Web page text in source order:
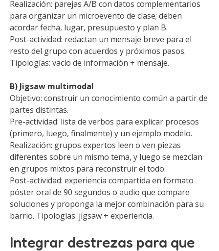
Realización: parejas A/B con datos complementarios
para organizar un microevento de clase; deben
acordar fecha, lugar, presupuesto y plan B.
Post-actividad: redactan un mensaje breve para el
resto del grupo con acuerdos y próximos pasos.
Tipologías: vacío de información + mensaje.
B) Jigsaw multimodal
Objetivo: construir un conocimiento común a partir de
partes distintas.
Pre-actividad: lista de verbos para explicar procesos
(primero, luego, finalmente) y un ejemplo modelo.
Realización: grupos expertos leen o ven piezas
diferentes sobre un mismo tema, y luego se mezclan
en grupos mixtos para reconstruir el todo.
Post-actividad: experiencia compartida en formato
póster oral de 90 segundos o audio que compare
soluciones y proponga la mejor combinación para su
barrio. Tipologías: jigsaw + experiencia.
Integrar destrezas para que